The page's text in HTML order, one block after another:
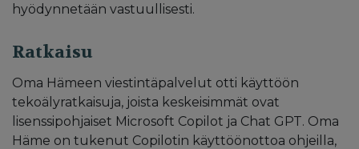
hyödynnetään vastuullisesti.
Ratkaisu
Oma Hämeen viestintäpalvelut otti käyttöön
tekoälyratkaisuja, joista keskeisimmät ovat
lisenssipohjaiset Microsoft Copilot ja Chat GPT. Oma
Häme on tukenut Copilotin käyttöönottoa ohjeilla,